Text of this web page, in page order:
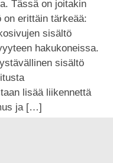
Tässä on joitakin
erittäin tärkeää:
sisältö
hakukoneissa.
sisältö
lisää liikennettä
ja […]